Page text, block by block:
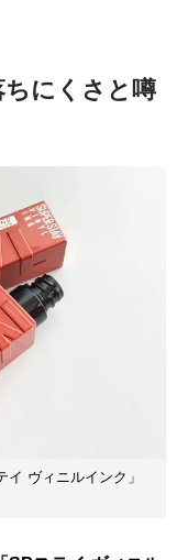
ちにくさと噂
ヴィニルインク」